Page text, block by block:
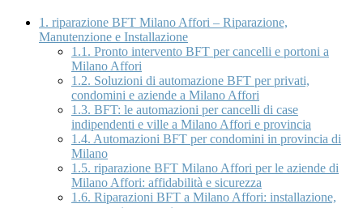
1. riparazione BFT Milano Affori – Riparazione,
Manutenzione e Installazione
1.1. Pronto intervento BFT per cancelli e portoni a
Milano Affori
1.2. Soluzioni di automazione BFT per privati,
condomini e aziende a Milano Affori
1.3. BFT: le automazioni per cancelli di case
indipendenti e ville a Milano Affori e provincia
1.4. Automazioni BFT per condomini in provincia di
Milano
1.5. riparazione BFT Milano Affori per le aziende di
Milano Affori: affidabilità e sicurezza
1.6. Riparazioni BFT a Milano Affori: installazione,